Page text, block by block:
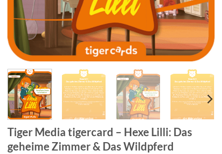
Tiger Media tigercard – Hexe Lilli: Das
geheime Zimmer & Das Wildpferd